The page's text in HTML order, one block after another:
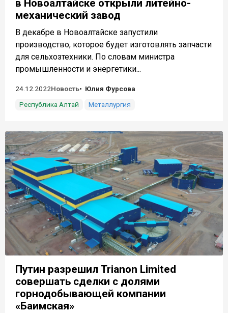
в Новоалтайске открыли литейно-
механический завод
В декабре в Новоалтайске запустили
производство, которое будет изготовлять запчасти
для сельхозтехники. По словам министра
промышленности и энергетики...
24.12.2022Новость
Юлия Фурсова
Республика Алтай
Металлургия
Путин разрешил Trianon Limited
совершать сделки с долями
горнодобывающей компании
«Баимская»